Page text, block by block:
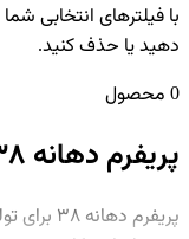
با فیلترهای انتخابی
دهید یا حذف کنید.
0 محصول
پریفرم دهانه ۳۸
پریفرم